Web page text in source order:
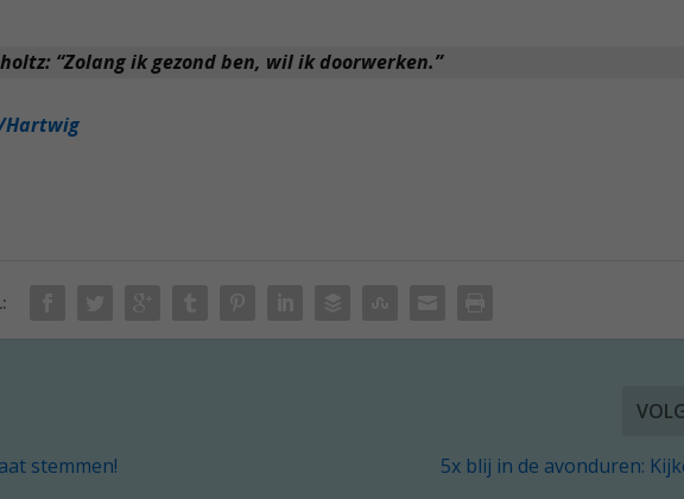
“Zolang ik gezond ben, wil ik doorwerken.”
Hartwig
stemmen! 5x blij in de avonduren: